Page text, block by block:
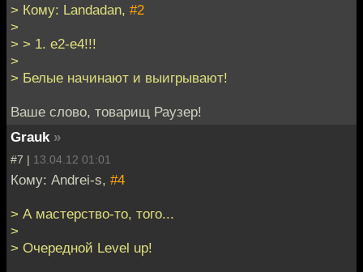
> Кому: Landadan, #2
>
> > 1. е2-е4!!!
>
> Белые начинают и выигрывают!
Ваше слово, товарищ Раузер!
Grauk »
#7 | 13.04.12 01:01
Кому: Andrei-s, #4
> А мастерство-то, того...
>
> Очередной Level up!